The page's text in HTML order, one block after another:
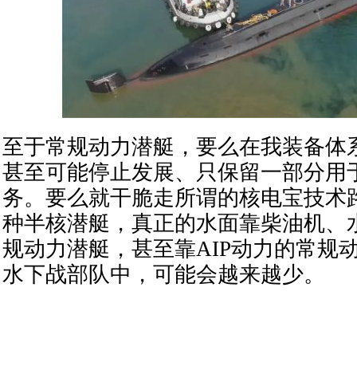
至于常规动力潜艇，要么在我装备体
甚至可能停止发展、只保留一部分用
务。要么就干脆走所谓的核电宝技术
种半核潜艇，真正的水面靠柴油机、
规动力潜艇，甚至靠AIP动力的常规
水下战部队中，可能会越来越少。